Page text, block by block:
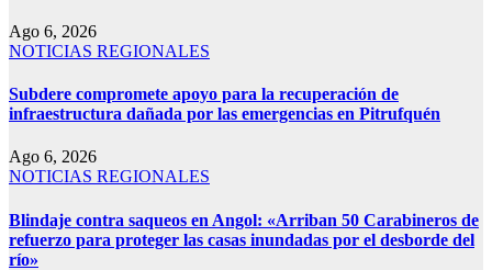
Ago 6, 2026
NOTICIAS REGIONALES
Subdere compromete apoyo para la recuperación de
infraestructura dañada por las emergencias en Pitrufquén
Ago 6, 2026
NOTICIAS REGIONALES
Blindaje contra saqueos en Angol: «Arriban 50 Carabineros de
refuerzo para proteger las casas inundadas por el desborde del
río»